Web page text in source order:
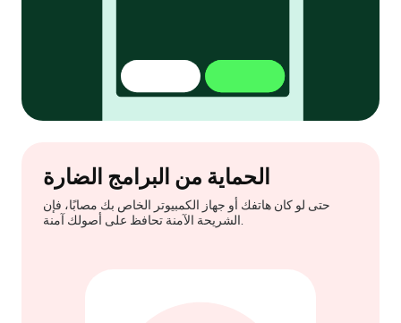
الحماية من البرامج الضارة
حتى لو كان هاتفك أو جهاز الكمبيوتر الخاص بك مصابًا، فإن
الشريحة الآمنة تحافظ على أصولك آمنة.